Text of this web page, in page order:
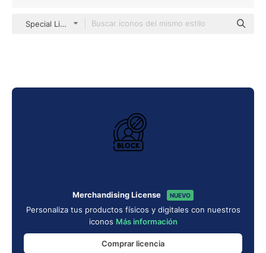
Special Lineal
Merchandising License NUEVO
Personaliza tus productos físicos y digitales con nuestros
iconos Más información
Comprar licencia